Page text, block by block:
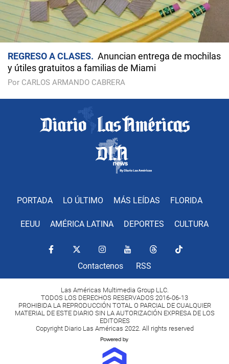
REGRESO A CLASES
Anuncian entrega de mochilas
y útiles gratuitos a familias de Miami
Por CARLOS ARMANDO CABRERA
PORTADA LO ÚLTIMO MÁS LEÍDAS FLORIDA
EEUU AMÉRICA LATINA DEPORTES CULTURA
Contactenos RSS
Las Américas Multimedia Group LLC.
TODOS LOS DERECHOS RESERVADOS 2016-06-13
PROHIBIDA LA REPRODUCCIÓN TOTAL O PARCIAL DE CUALQUIER
MATERIAL DE ESTE DIARIO SIN LA AUTORIZACIÓN EXPRESA DE LOS
EDITORES
Copyright Diario Las Américas 2022. All rights reserved